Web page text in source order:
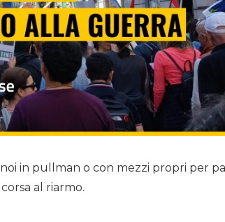
in pullman o con mezzi propri per
al riarmo.